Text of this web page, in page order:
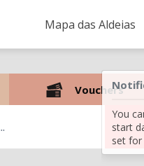
Mapa das Aldeias
You
start
set for
Vouchers